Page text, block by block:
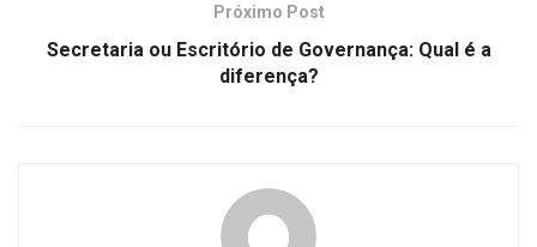
Próximo Post
Secretaria ou Escritório de Governança: Qual é a
diferença?